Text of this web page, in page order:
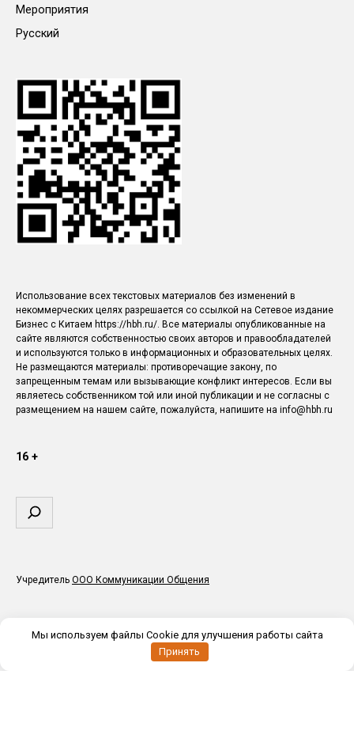
Мероприятия
Русский
Использование всех текстовых материалов без изменений в
некоммерческих целях разрешается со ссылкой на Сетевое издание
Бизнес с Китаем https://hbh.ru/. Все материалы опубликованные на
сайте являются собственностью своих авторов и правообладателей
и используются только в информационных и образовательных целях.
Не размещаются материалы: противоречащие закону, по
запрещенным темам или вызывающие конфликт интересов. Если вы
являетесь собственником той или иной публикации и не согласны с
размещением на нашем сайте, пожалуйста, напишите на info@hbh.ru
16 +
Поиск
Учредитель ООО Коммуникации Общения
Мы используем файлы Cookie для улучшения работы сайта
Принять